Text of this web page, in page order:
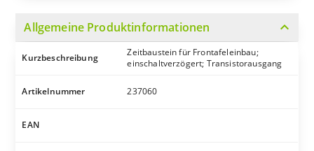
Allgemeine Produktinformationen expand_more
Kurzbeschreibung
Zeitbaustein für Frontafeleinbau;
einschaltverzögert; Transistorausgang
Artikelnummer 237060
EAN